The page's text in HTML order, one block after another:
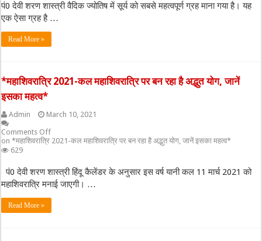
पं0 देवी शरण शास्त्री वैदिक ज्योतिष में सूर्य को सबसे महत्वपूर्ण ग्रह माना गया है। यह
एक ऐसा ग्रह है …
Read More »
*महाशिवरात्रि 2021-कल महाशिवरात्रि पर बन रहा है अद्भुत योग, जानें
इसका महत्व*
Admin
March 10, 2021
Comments Off
on *महाशिवरात्रि 2021-कल महाशिवरात्रि पर बन रहा है अद्भुत योग, जानें इसका महत्व*
629
पं0 देवी शरण शास्त्री हिंदू कैलेंडर के अनुसार इस वर्ष यानी कल 11 मार्च 2021 को
महाशिवरात्रि मनाई जाएगी। …
Read More »